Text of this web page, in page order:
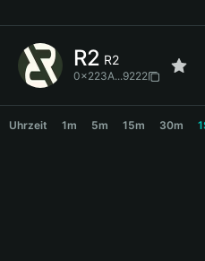
简体中文
繁體中文
Bahasa Indonesia
R2 R2
0x223A...9222
Uhrzeit 1m 5m 15m 30m